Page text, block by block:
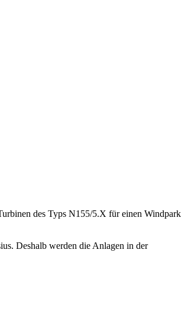
des Typs N155/5.X für einen Windpark
Deshalb werden die Anlagen in der